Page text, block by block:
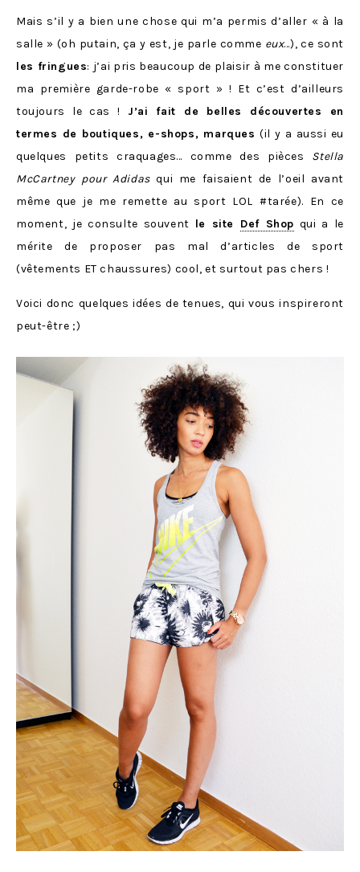
Mais s’il y a bien une chose qui m’a permis d’aller « à la
salle » (oh putain, ça y est, je parle comme eux…), ce sont
les fringues: j’ai pris beaucoup de plaisir à me constituer
ma première garde-robe « sport » ! Et c’est d’ailleurs
toujours le cas ! J’ai fait de belles découvertes en
termes de boutiques, e-shops, marques (il y a aussi eu
quelques petits craquages… comme des pièces Stella
McCartney pour Adidasqui me faisaient de l’oeil avant
même que je me remette au sport LOL #tarée). En ce
moment, je consulte souvent le site Def Shop qui a le
mérite de proposer pas mal d’articles de sport
(vêtements ET chaussures) cool, et surtout pas chers !
Voici donc quelques idées de tenues, qui vous inspireront
peut-être ;)